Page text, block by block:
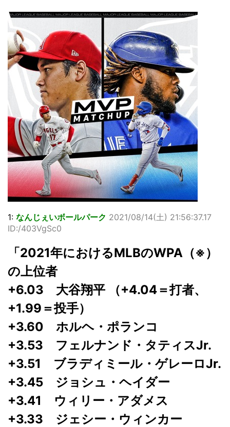
1: なんじぇいボールパーク 2021/08/14(土) 21:56:37.17
ID:/403VgSc0
「2021年におけるMLBのWPA（※）
の上位者
+6.03 大谷翔平 （+4.04＝打者、
+1.99＝投手）
+3.60 ホルヘ・ポランコ
+3.53 フェルナンド・タティスJr.
+3.51 ブラディミール・ゲレーロJr.
+3.45 ジョシュ・ヘイダー
+3.41 ウィリー・アダメス
+3.33 ジェシー・ウィンカー